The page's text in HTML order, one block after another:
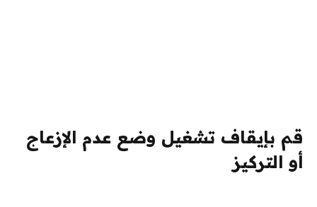
قم بإيقاف تشغيل وضع عدم الإزعاج
أو التركيز